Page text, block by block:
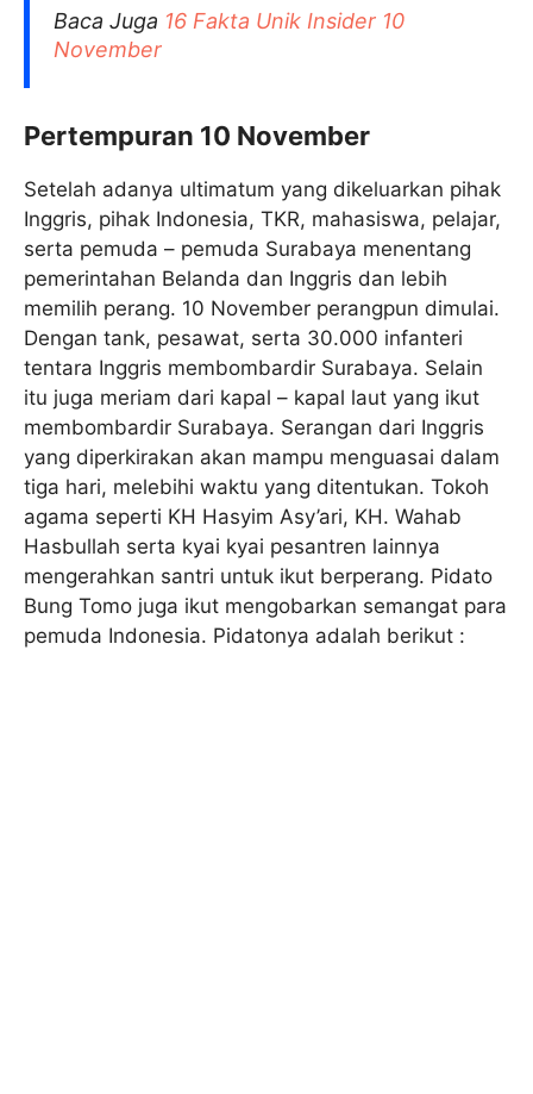
Baca Juga 16 Fakta Unik Insider 10
November
Pertempuran 10 November
Setelah adanya ultimatum yang dikeluarkan pihak
Inggris, pihak Indonesia, TKR, mahasiswa, pelajar,
serta pemuda – pemuda Surabaya menentang
pemerintahan Belanda dan Inggris dan lebih
memilih perang. 10 November perangpun dimulai.
Dengan tank, pesawat, serta 30.000 infanteri
tentara Inggris membombardir Surabaya. Selain
itu juga meriam dari kapal – kapal laut yang ikut
membombardir Surabaya. Serangan dari Inggris
yang diperkirakan akan mampu menguasai dalam
tiga hari, melebihi waktu yang ditentukan. Tokoh
agama seperti KH Hasyim Asy’ari, KH. Wahab
Hasbullah serta kyai kyai pesantren lainnya
mengerahkan santri untuk ikut berperang. Pidato
Bung Tomo juga ikut mengobarkan semangat para
pemuda Indonesia. Pidatonya adalah berikut :